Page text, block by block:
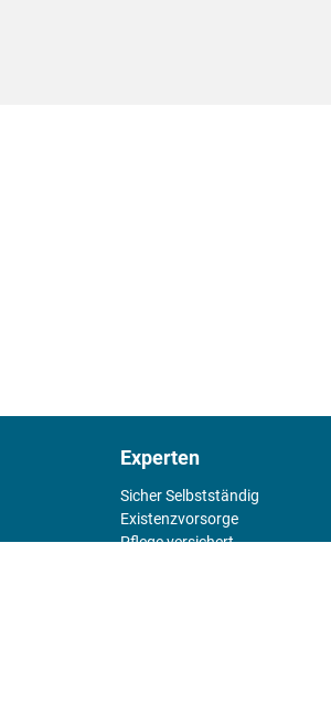
Experten
Sicher Selbstständig
Existenz­vorsorge
Pflege versichert